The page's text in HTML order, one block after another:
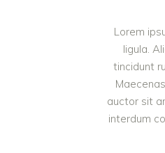
Lorem
ligula.
tincidunt
auctor sit
interdum